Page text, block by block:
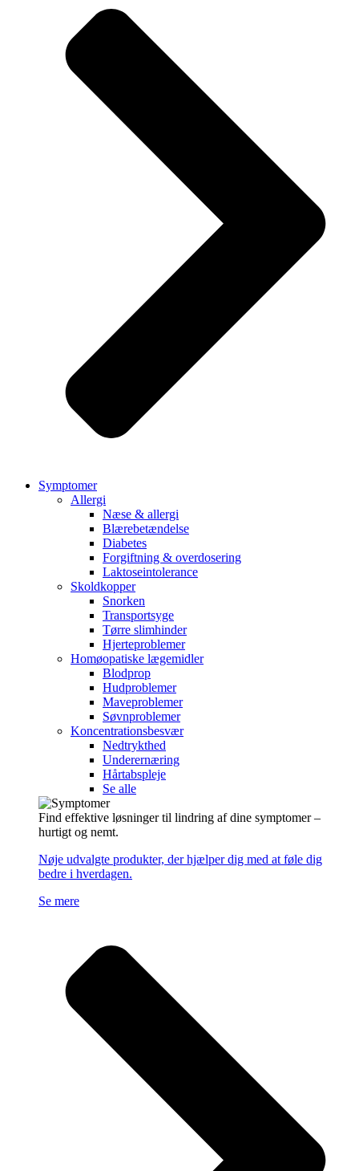
Symptomer
Allergi
Næse & allergi
Blærebetændelse
Diabetes
Forgiftning & overdosering
Laktoseintolerance
Skoldkopper
Snorken
Transportsyge
Tørre slimhinder
Hjerteproblemer
Homøopatiske lægemidler
Blodprop
Hudproblemer
Maveproblemer
Søvnproblemer
Koncentrationsbesvær
Nedtrykthed
Underernæring
Hårtabspleje
Se alle
Find effektive løsninger til lindring af dine symptomer –
hurtigt og nemt.
Nøje udvalgte produkter, der hjælper dig med at føle dig
bedre i hverdagen.
Se mere